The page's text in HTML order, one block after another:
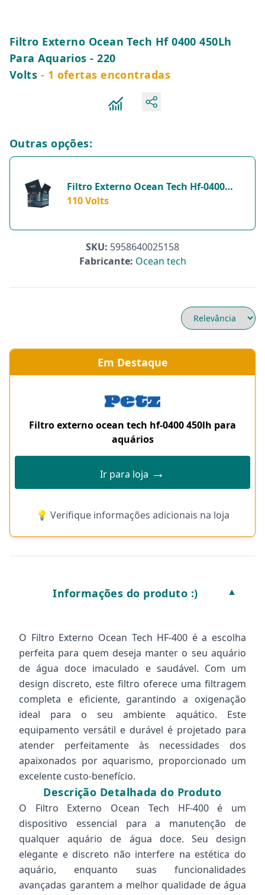
Filtro Externo Ocean Tech Hf 0400 450Lh
Para Aquarios - 220
Volts - 1 ofertas encontradas
Outras opções:
Filtro Externo Ocean Tech Hf-0400
450Lh Para Aquários - 110 Volts
110 Volts
SKU: 5958640025158
Fabricante: Ocean tech
Em Destaque
Filtro externo ocean tech hf-0400 450lh para
aquários
Ir para loja →
💡 Verifique informações adicionais na loja
Informações do produto :) ▼
O Filtro Externo Ocean Tech HF-400 é a escolha
perfeita para quem deseja manter o seu aquário
de água doce imaculado e saudável. Com um
design discreto, este filtro oferece uma filtragem
completa e eficiente, garantindo a oxigenação
ideal para o seu ambiente aquático. Este
equipamento versátil e durável é projetado para
atender perfeitamente às necessidades dos
apaixonados por aquarismo, proporcionado um
excelente custo-benefício.
Descrição Detalhada do Produto
O Filtro Externo Ocean Tech HF-400 é um
dispositivo essencial para a manutenção de
qualquer aquário de água doce. Seu design
elegante e discreto não interfere na estética do
aquário, enquanto suas funcionalidades
avançadas garantem a melhor qualidade de água